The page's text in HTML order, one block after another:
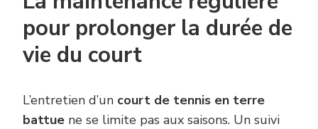
pour prolonger la durée de
vie du court
L’entretien d’un court de tennis en terre
battue ne se limite pas aux saisons. Un suivi